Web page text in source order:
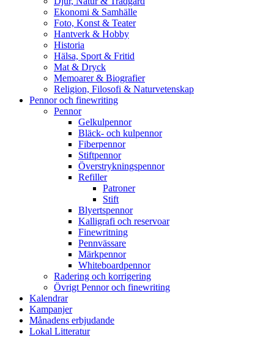
Ekonomi & Samhälle
Foto, Konst & Teater
Hantverk & Hobby
Historia
Hälsa, Sport & Fritid
Mat & Dryck
Memoarer & Biografier
Religion, Filosofi & Naturvetenskap
Pennor och finewriting
Pennor
Gelkulpennor
Bläck- och kulpennor
Fiberpennor
Stiftpennor
Överstrykningspennor
Refiller
Patroner
Stift
Blyertspennor
Kalligrafi och reservoar
Finewritning
Pennvässare
Märkpennor
Whiteboardpennor
Radering och korrigering
Övrigt Pennor och finewriting
Kalendrar
Kampanjer
Månadens erbjudande
Lokal Litteratur